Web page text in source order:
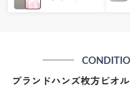
ブランドハンズ枚方ビオ